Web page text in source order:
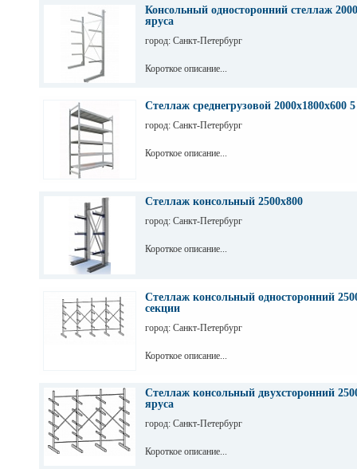
Консольный односторонний стеллаж
яруса
город: Санкт-Петербург
Короткое описание...
Стеллаж среднегрузовой 2000х1800х600
город: Санкт-Петербург
Короткое описание...
Стеллаж консольный 2500х800
город: Санкт-Петербург
Короткое описание...
Стеллаж консольный односторонний
секции
город: Санкт-Петербург
Короткое описание...
Стеллаж консольный двухсторонний
яруса
город: Санкт-Петербург
Короткое описание...